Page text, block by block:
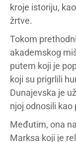
kroje istoriju,
žrtve.
Tokom
akademskog
putem koji je
koji su prigrlili
Dunajevska je
njoj odnosili kao
Međutim, ona
Marksa koji je